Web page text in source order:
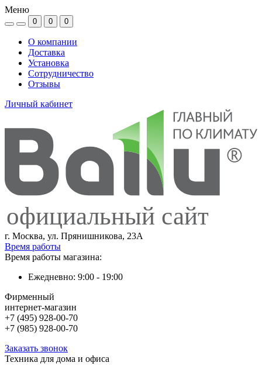
Меню
0 0 0
О компании
Доставка
Установка
Сотрудничество
Отзывы
Личный кабинет
официальный сайт
г. Москва, ул. Прянишникова, 23А
Время работы
Время работы магазина:
Ежедневно: 9:00 - 19:00
Фирменный
интернет-магазин
+7 (495) 928-00-70
+7 (985) 928-00-70
Заказать звонок
Техника для дома и офиса